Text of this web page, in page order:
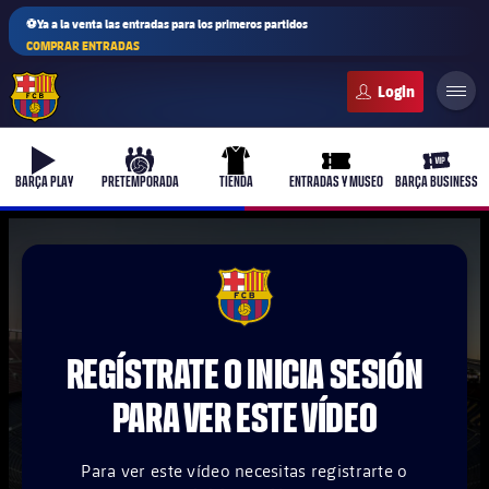
⚽Ya a la venta las entradas para los primeros partidos
COMPRAR ENTRADAS
b-play
BARÇA PLAY
culers-ball
PRETEMPORADA
uniform
TIENDA
ticket-full
ENTRADAS Y MUSEO
ticket-
BARÇA BUSINESS
plusicon
plusicon
más
FCB Barcelona badge
REGÍSTRATE O INICIA SESIÓN
PARA VER ESTE VÍDEO
Para ver este vídeo necesitas registrarte o